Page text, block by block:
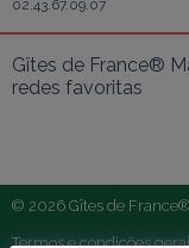
02.43.67.09.07
Gîtes de France®
redes favoritas
© 2026 Gîtes de
Termos e condições